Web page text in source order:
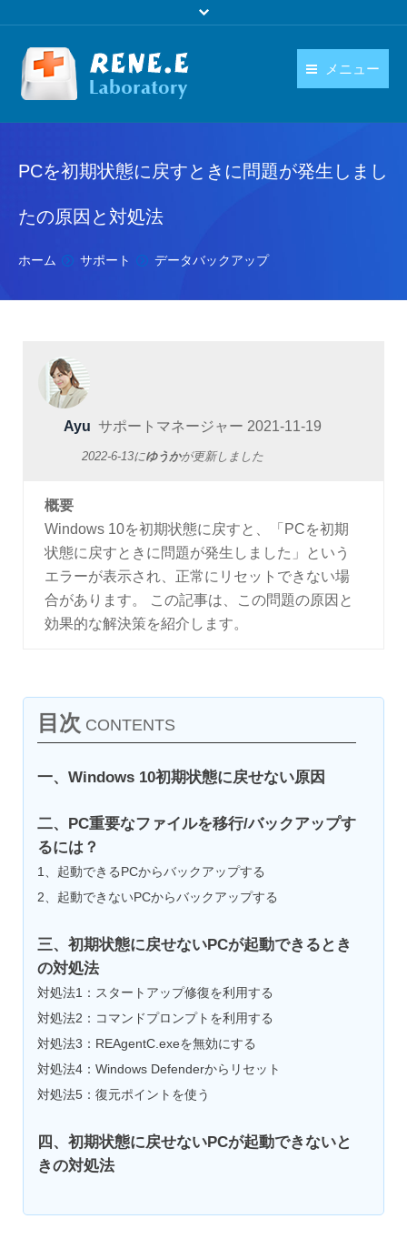
メニュー
ダウンロード
操作ガイド
日本語
PCを初期状態に戻すときに問題が発生しまし
たの原因と対処法
You are here:
ホーム サポート データバックアップ
Ayu サポートマネージャー 2021-11-19
2022-6-13にゆうかが更新しました
概要
Windows 10を初期状態に戻すと、「PCを初期
状態に戻すときに問題が発生しました」という
エラーが表示され、正常にリセットできない場
合があります。 この記事は、この問題の原因と
効果的な解決策を紹介します。
目次 CONTENTS
一、Windows 10初期状態に戻せない原因
二、PC重要なファイルを移行/バックアップす
るには？
1、起動できるPCからバックアップする
2、起動できないPCからバックアップする
三、初期状態に戻せないPCが起動できるとき
の対処法
対処法1：スタートアップ修復を利用する
対処法2：コマンドプロンプトを利用する
対処法3：REAgentC.exeを無効にする
対処法4：Windows Defenderからリセット
対処法5：復元ポイントを使う
四、初期状態に戻せないPCが起動できないと
きの対処法